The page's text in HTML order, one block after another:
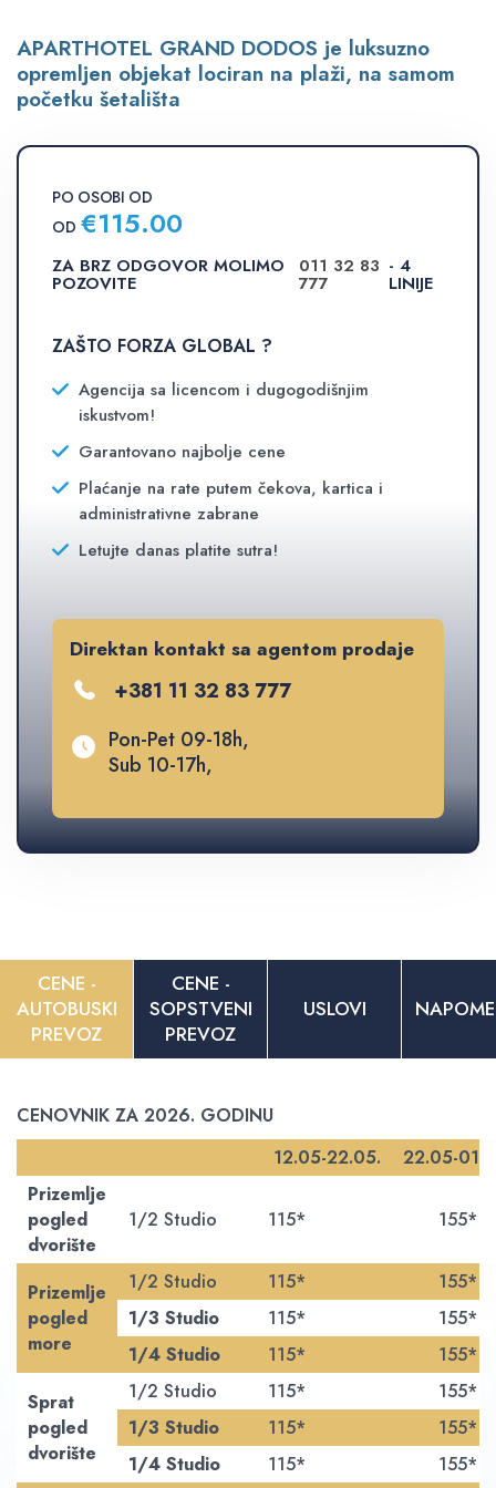
APARTHOTEL GRAND DODOS je luksuzno
opremljen objekat lociran na plaži, na samom
početku šetališta
PO OSOBI OD
OD €115.00
ZA BRZ ODGOVOR MOLIMO
POZOVITE
011 32 83
777
- 4
LINIJE
ZAŠTO FORZA GLOBAL ?
Agencija sa licencom i dugogodišnjim
iskustvom!
Garantovano najbolje cene
Plaćanje na rate putem čekova, kartica i
administrativne zabrane
Letujte danas platite sutra!
Direktan kontakt sa agentom prodaje
+381 11 32 83 777
Pon-Pet 09-18h,
Sub 10-17h,
CENE -
AUTOBUSKI
PREVOZ
CENE -
SOPSTVENI
PREVOZ
USLOVI
CENOVNIK ZA 2026. GODINU
12.05-22.05.
22.05-
Prizemlje
pogled
dvorište
1/2 Studio 115* 155*
Prizemlje
pogled
more
1/2 Studio 115*
155*
1/3 Studio
115*
155*
1/4 Studio
115*
155*
Sprat
pogled
dvorište
1/2 Studio 115*
155*
1/3 Studio
115*
155*
1/4 Studio
115*
155*